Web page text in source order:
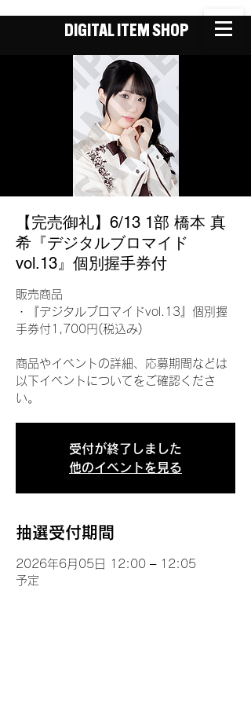
DIGITAL ITEM SHOP
【完売御礼】6/13 1部 橋本 真
希『デジタルブロマイド
vol.13』個別握手券付
販売商品
・『デジタルブロマイドvol.13』個別握
手券付1,700円(税込み)
商品やイベントの詳細、応募期間などは
以下イベントについてをご確認くださ
い。
受付が終了しました
他のイベントを見る
抽選受付期間
2026年6月05日 12:00 – 12:05
予定